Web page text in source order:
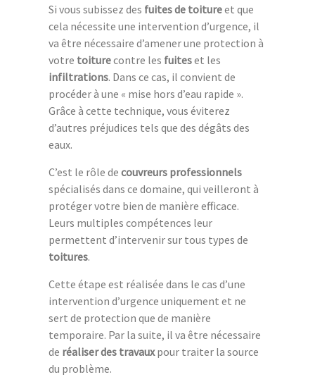
Si vous subissez des fuites de toitureet que
cela nécessite une intervention d’urgence, il
va être nécessaire d’amener une protection à
votre toiturecontre les fuiteset les
infiltrations. Dans ce cas, il convient de
procéder à une « mise hors d’eau rapide ».
Grâce à cette technique, vous éviterez
d’autres préjudices tels que des dégâts des
eaux.
C’est le rôle de couvreurs professionnels
spécialisés dans ce domaine, qui veilleront à
protéger votre bien de manière efficace.
Leurs multiples compétences leur
permettent d’intervenir sur tous types de
toitures.
Cette étape est réalisée dans le cas d’une
intervention d’urgence uniquement et ne
sert de protection que de manière
temporaire. Par la suite, il va être nécessaire
de réaliser des travauxpour traiter la source
du problème.